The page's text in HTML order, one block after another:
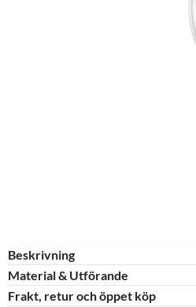
Beskrivning
Material & Utförande​
Frakt, retur och öppet köp